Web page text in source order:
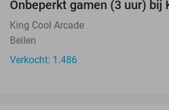
Onbeperkt gamen (3 uur) bij
King Cool Arcade
Beilen
Verkocht: 1.486